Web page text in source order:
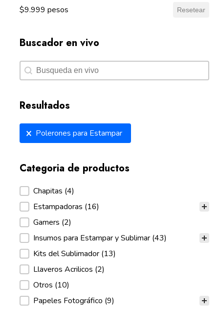
$9.999 pesos Resetear
Buscador en vivo
Buscador en vivo
Buscador en vivo
Resultados
Resultados
Polerones para Estampar
Categoria de productos
Categoria de productos
Chapitas (4)
Estampadoras (16)
Gamers (2)
Insumos para Estampar y Sublimar (43)
Kits del Sublimador (13)
Llaveros Acrilicos (2)
Otros (10)
Papeles Fotográfico (9)